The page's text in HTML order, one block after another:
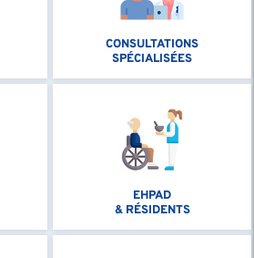
CONSULTATIONS
SPÉCIALISÉES
EHPAD
& RÉSIDENTS